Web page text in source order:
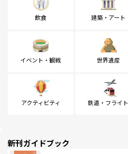
飲食 建築・アート
イベント・観戦 世界遺産
アクティビティ 鉄道・フライト
新刊ガイドブック